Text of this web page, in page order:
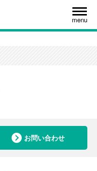
menu
お問い合わせ